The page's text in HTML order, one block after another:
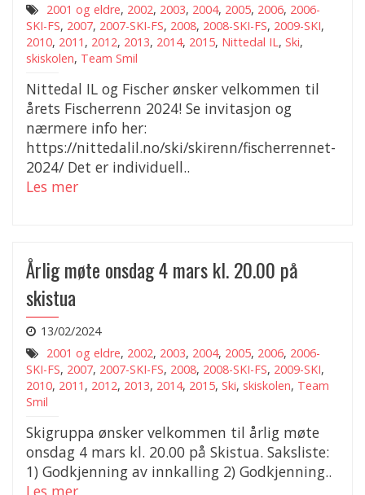
2001 og eldre, 2002, 2003, 2004, 2005, 2006, 2006-
SKI-FS, 2007, 2007-SKI-FS, 2008, 2008-SKI-FS, 2009-SKI,
2010, 2011 , 2012, 2013, 2014, 2015, Nittedal IL, Ski,
skiskolen, Team Smil
Nittedal IL og Fischer ønsker velkommen til
årets Fischerrenn 2024! Se invitasjon og
nærmere info her:
https://nittedalil.no/ski/skirenn/fischerrennet-
2024/ Det er individuell..
Les mer
Årlig møte onsdag 4 mars kl. 20.00 på
skistua
13/02/2024
2001 og eldre, 2002, 2003, 2004, 2005, 2006, 2006-
SKI-FS, 2007, 2007-SKI-FS, 2008, 2008-SKI-FS, 2009-SKI,
2010, 2011 , 2012, 2013, 2014, 2015, Ski, skiskolen, Team
Smil
Skigruppa ønsker velkommen til årlig møte
onsdag 4 mars kl. 20.00 på Skistua. Saksliste:
1) Godkjenning av innkalling 2) Godkjenning..
Les mer